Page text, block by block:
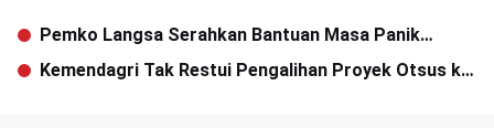
Pemko Langsa Serahkan Bantuan Masa Panik
kepada Korban Kebakaran
Kemendagri Tak Restui Pengalihan Proyek Otsus ke